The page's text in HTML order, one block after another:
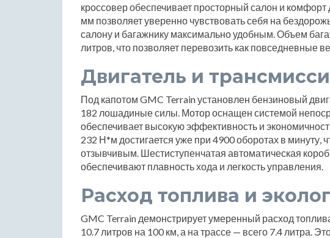
кроссовер обеспечивает просторный салон и
мм позволяет уверенно чувствовать себя на
салону и багажнику максимально удобным. Объем
литров, что позволяет перевозить как повседневные
Двигатель и
Под капотом GMC Terrain установлен бензиновый
182 лошадиные силы. Мотор оснащен системой
обеспечивает высокую эффективность и
232 Н*м достигается уже при 4900 оборотах в минуту,
отзывчивым. Шестиступенчатая автоматическая
обеспечивают плавность хода и легкость управления.
Расход топлива и
GMC Terrain демонстрирует умеренный расход
10.7 литров на 100 км, а на трассе — всего 7.4 литра.